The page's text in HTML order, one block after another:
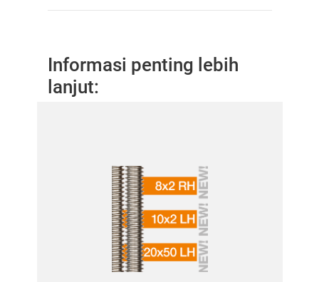
Informasi penting lebih
lanjut: